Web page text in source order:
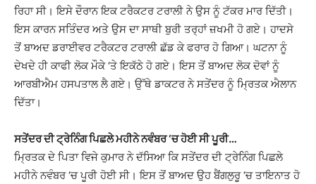
ਰਿਹਾ ਸੀ। ਇਸੇ ਦੌਰਾਨ ਇਕ ਟਰੈਕਟਰ ਟਰਾਲੀ ਨੇ ਉਸ ਨੂੰ ਟੱਕਰ ਮਾਰ ਦਿੱਤੀ।
ਇਸ ਕਾਰਨ ਸਤਿੰਦਰ ਅਤੇ ਉਸ ਦਾ ਸਾਥੀ ਬੁਰੀ ਤਰ੍ਹਾਂ ਜ਼ਖਮੀ ਹੋ ਗਏ। ਹਾਦਸੇ
ਤੋਂ ਬਾਅਦ ਡਰਾਈਵਰ ਟਰੈਕਟਰ ਟਰਾਲੀ ਛੱਡ ਕੇ ਫਰਾਰ ਹੋ ਗਿਆ। ਘਟਨਾ ਨੂੰ
ਦੇਖਦੇ ਹੀ ਕਾਫੀ ਲੋਕ ਮੌਕੇ ‘ਤੇ ਇਕੱਠੇ ਹੋ ਗਏ। ਇਸ ਤੋਂ ਬਾਅਦ ਲੋਕ ਦੋਵਾਂ ਨੂੰ
ਆਰਬੀਐਮ ਹਸਪਤਾਲ ਲੈ ਗਏ। ਉੱਥੇ ਡਾਕਟਰ ਨੇ ਸਤੇਂਦਰ ਨੂੰ ਮ੍ਰਿਤਕ ਐਲਾਨ
ਦਿੱਤਾ।
ਸਤੇਂਦਰ ਦੀ ਟ੍ਰੇਨਿੰਗ ਪਿਛਲੇ ਮਹੀਨੇ ਨਵੰਬਰ ‘ਚ ਹੋਈ ਸੀ ਪੂਰੀ…
ਮ੍ਰਿਤਕ ਦੇ ਪਿਤਾ ਵਿਜੇ ਕੁਮਾਰ ਨੇ ਦੱਸਿਆ ਕਿ ਸਤੇਂਦਰ ਦੀ ਟ੍ਰੇਨਿੰਗ ਪਿਛਲੇ
ਮਹੀਨੇ ਨਵੰਬਰ ‘ਚ ਪੂਰੀ ਹੋਈ ਸੀ। ਇਸ ਤੋਂ ਬਾਅਦ ਉਹ ਬੈਂਗਲੁਰੂ ‘ਚ ਤਾਇਨਾਤ ਹੋ